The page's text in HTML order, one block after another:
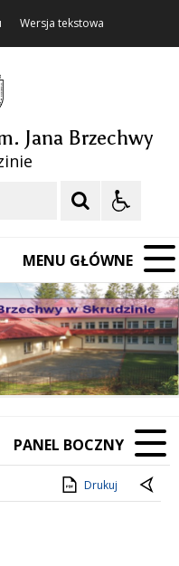
Wersja tekstowa
Jana Brzechwy
MENU GŁÓWNE
PANEL BOCZNY
Drukuj